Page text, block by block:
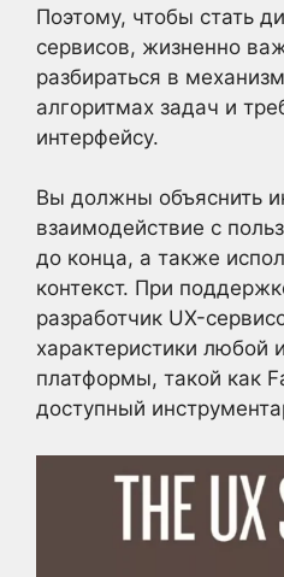
Поэтому, чтобы стать
сервисов, жизненно
разбираться в
алгоритмах задач и
интерфейсу.
Вы должны объяснить
взаимодействие с
до конца, а также
контекст. При
разработчик UX-
характеристики любой
платформы, такой как
доступный